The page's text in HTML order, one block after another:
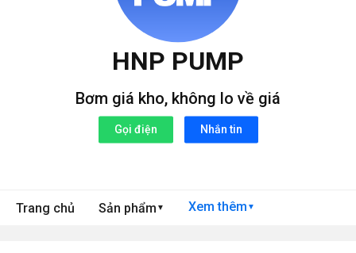
HNP PUMP
Bơm giá kho, không lo về giá
Gọi điện Nhắn tin
Trang chủ Sản phẩm ▼ Xem thêm ▼